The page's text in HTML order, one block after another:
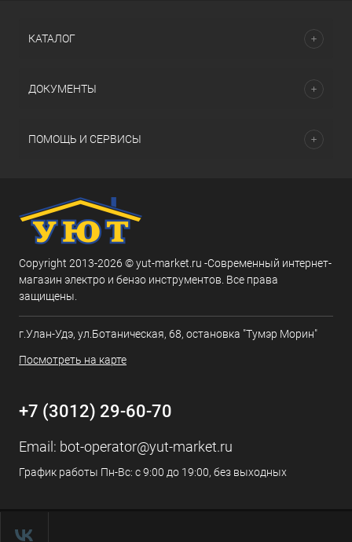
КАТАЛОГ
ДОКУМЕНТЫ
ПОМОЩЬ И СЕРВИСЫ
Copyright 2013-2026 © yut-market.ru -Современный интернет-
магазин электро и бензо инструментов. Все права
защищены.
г.Улан-Удэ, ул.Ботаническая, 68, остановка "Тумэр Морин"
Посмотреть на карте
+7 (3012) 29-60-70
Email: bot-operator@yut-market.ru
График работы Пн-Вс: с 9:00 до 19:00, без выходных